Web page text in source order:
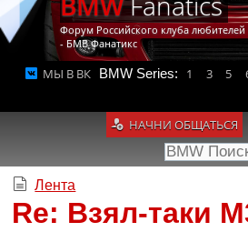
Форум Российского клуба
- БМВ Фанатикс
МЫ В ВК BMW Series: 1 3 5
НАЧНИ ОБЩАТЬСЯ
Лента
Re: Взял-таки